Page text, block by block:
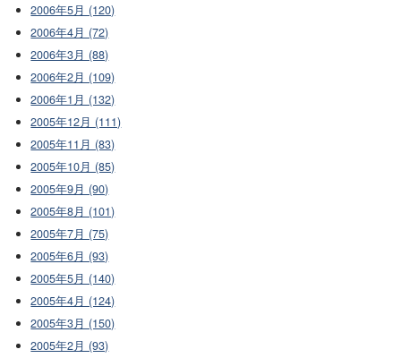
2006年5月 (120)
2006年4月 (72)
2006年3月 (88)
2006年2月 (109)
2006年1月 (132)
2005年12月 (111)
2005年11月 (83)
2005年10月 (85)
2005年9月 (90)
2005年8月 (101)
2005年7月 (75)
2005年6月 (93)
2005年5月 (140)
2005年4月 (124)
2005年3月 (150)
2005年2月 (93)